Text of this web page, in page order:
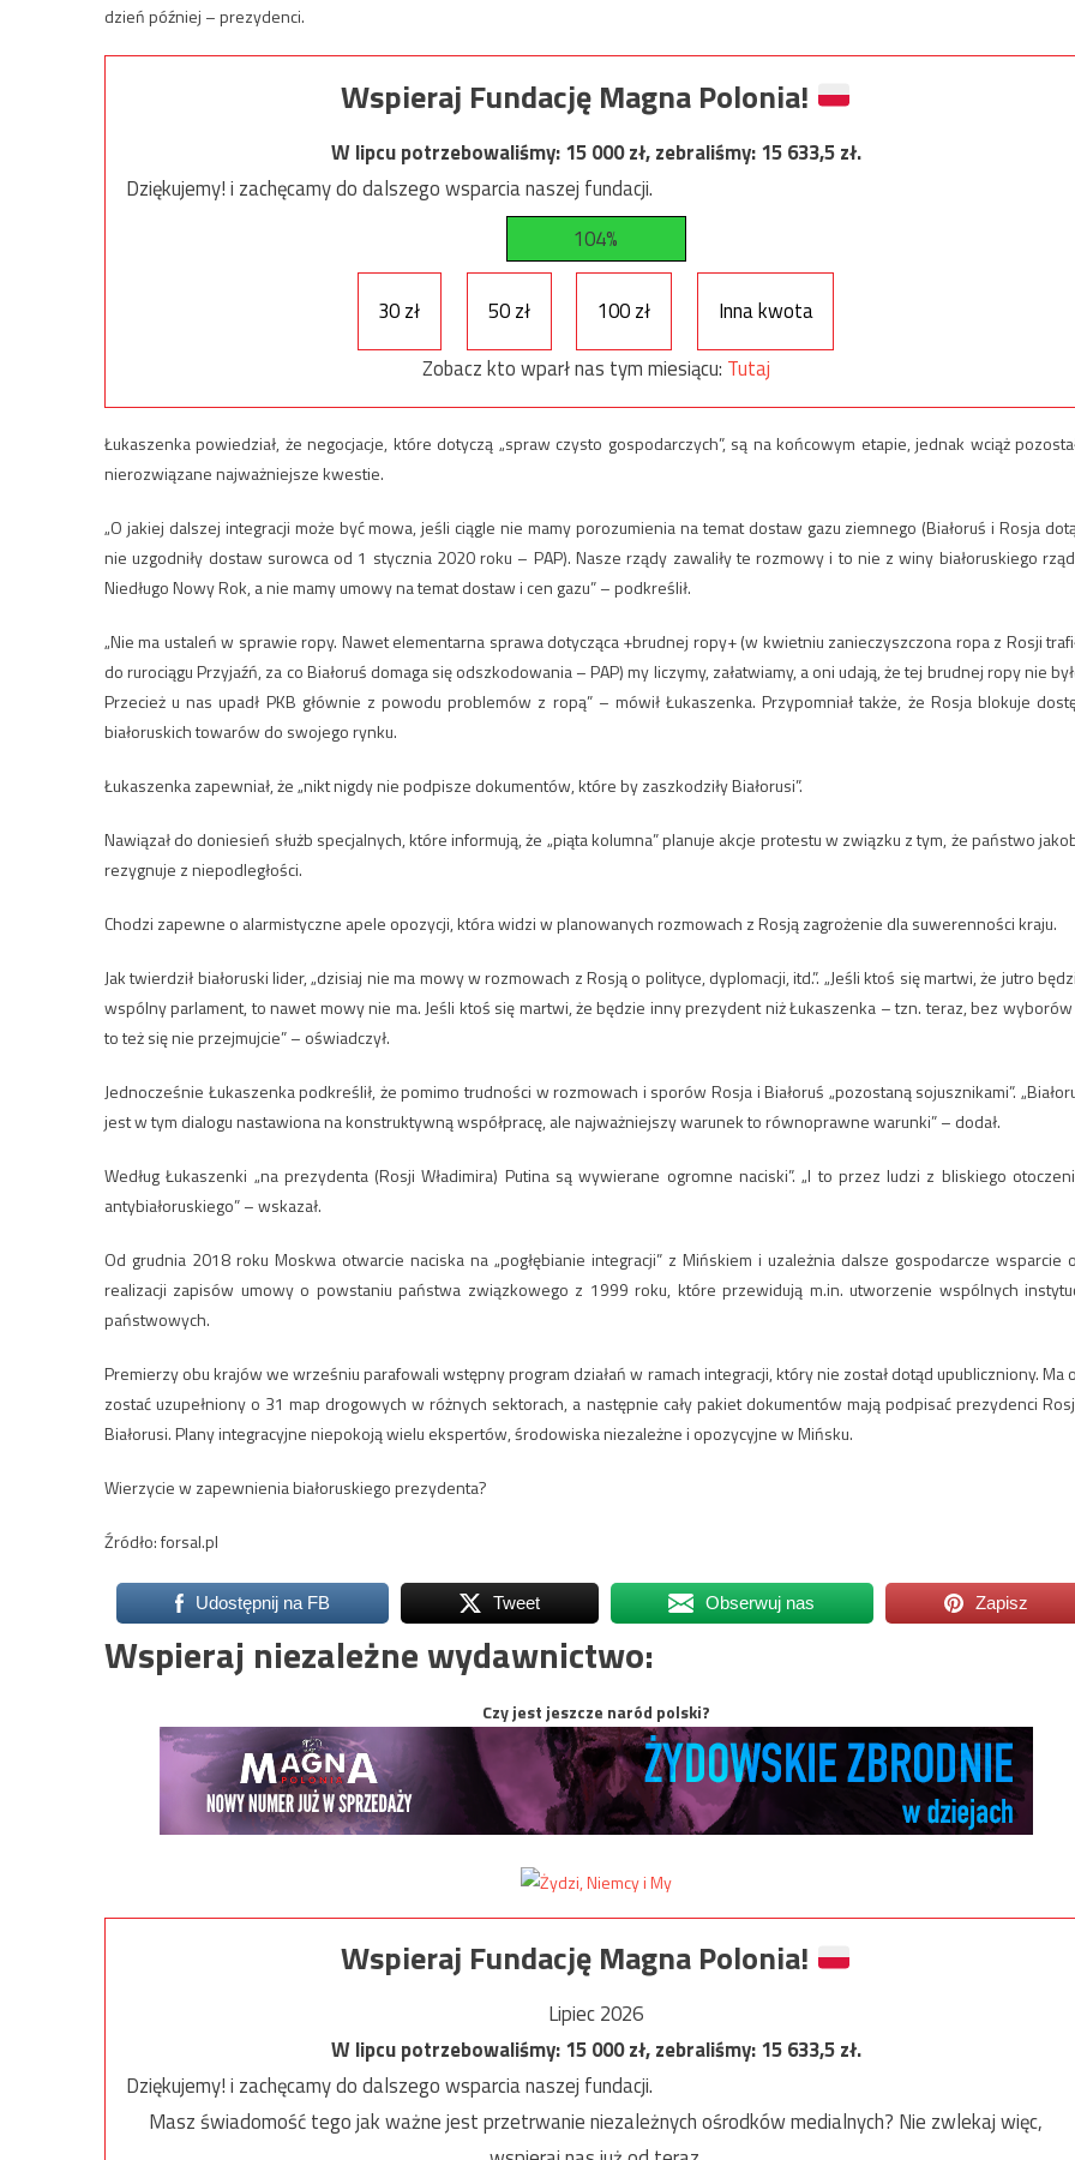
dzień później – prezydenci.
Wspieraj Fundację Magna Polonia!
W lipcu potrzebowaliśmy:15 000zł, zebraliśmy:15 633,5zł.
Dziękujemy! i zachęcamy do dalszego wsparcia naszej fundacji.
104%
30 zł 50 zł 100 zł
Inna kwota
Zobacz kto wparł nas tym miesiącu: Tutaj
Łukaszenka powiedział, że negocjacje, które dotyczą „spraw czysto gospodarczych”, są na końcowym etapie, jednak wciąż
nierozwiązane najważniejsze kwestie.
„O jakiej dalszej integracji może być mowa, jeśli ciągle nie mamy porozumienia na temat dostaw gazu ziemnego (Białoruś i Rosja
nie uzgodniły dostaw surowca od 1 stycznia 2020 roku – PAP). Nasze rządy zawaliły te rozmowy i to nie z winy białoruskiego
Niedługo Nowy Rok, a nie mamy umowy na temat dostaw i cen gazu” – podkreślił.
„Nie ma ustaleń w sprawie ropy. Nawet elementarna sprawa dotycząca +brudnej ropy+ (w kwietniu zanieczyszczona ropa z Rosji
do rurociągu Przyjaźń, za co Białoruś domaga się odszkodowania – PAP) my liczymy, załatwiamy, a oni udają, że tej brudnej ropy nie
Przecież u nas upadł PKB głównie z powodu problemów z ropą” – mówił Łukaszenka. Przypomniał także, że Rosja blokuje
białoruskich towarów do swojego rynku.
Łukaszenka zapewniał, że „nikt nigdy nie podpisze dokumentów, które by zaszkodziły Białorusi”.
Nawiązał do doniesień służb specjalnych, które informują, że „piąta kolumna” planuje akcje protestu w związku z tym, że państwo
rezygnuje z niepodległości.
Chodzi zapewne o alarmistyczne apele opozycji, która widzi w planowanych rozmowach z Rosją zagrożenie dla suwerenności kraju.
Jak twierdził białoruski lider, „dzisiaj nie ma mowy w rozmowach z Rosją o polityce, dyplomacji, itd.”. „Jeśli ktoś się martwi, że jutro
wspólny parlament, to nawet mowy nie ma. Jeśli ktoś się martwi, że będzie inny prezydent niż Łukaszenka – tzn. teraz, bez
to też się nie przejmujcie” – oświadczył.
Jednocześnie Łukaszenka podkreślił, że pomimo trudności w rozmowach i sporów Rosja i Białoruś „pozostaną sojusznikami”.
jest w tym dialogu nastawiona na konstruktywną współpracę, ale najważniejszy warunek to równoprawne warunki” – dodał.
Według Łukaszenki „na prezydenta (Rosji Władimira) Putina są wywierane ogromne naciski”. „I to przez ludzi z bliskiego
antybiałoruskiego” – wskazał.
Od grudnia 2018 roku Moskwa otwarcie naciska na „pogłębianie integracji” z Mińskiem i uzależnia dalsze gospodarcze wsparcie
realizacji zapisów umowy o powstaniu państwa związkowego z 1999 roku, które przewidują m.in. utworzenie wspólnych
państwowych.
Premierzy obu krajów we wrześniu parafowali wstępny program działań w ramach integracji, który nie został dotąd upubliczniony. Ma
zostać uzupełniony o 31 map drogowych w różnych sektorach, a następnie cały pakiet dokumentów mają podpisać prezydenci
Białorusi. Plany integracyjne niepokoją wielu ekspertów, środowiska niezależne i opozycyjne w Mińsku.
Wierzycie w zapewnienia białoruskiego prezydenta?
Źródło: forsal.pl
Udostępnij na FB Tweet Obserwuj nas Zapisz
Wspieraj niezależne wydawnictwo:
Czy jest jeszcze naród polski?
Wspieraj Fundację Magna Polonia!
Lipiec 2026
W lipcu potrzebowaliśmy:15 000zł, zebraliśmy:15 633,5zł.
Dziękujemy! i zachęcamy do dalszego wsparcia naszej fundacji.
Masz świadomość tego jak ważne jest przetrwanie niezależnych ośrodków medialnych? Nie zwlekaj więc,